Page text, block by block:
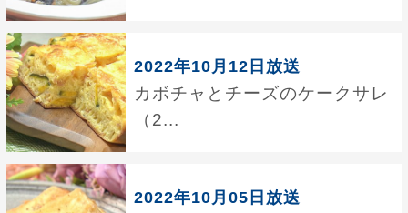
2022年10月12日放送
カボチャとチーズのケークサレ
（2...
2022年10月05日放送